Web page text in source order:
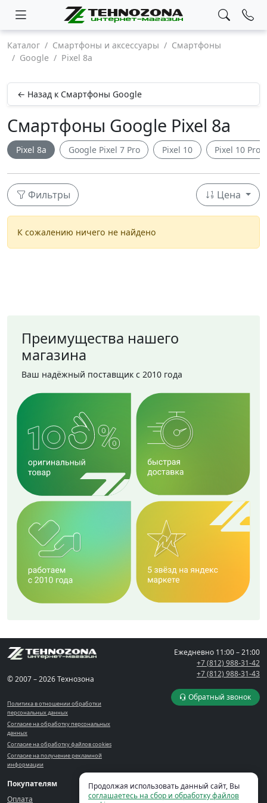
Каталог Смартфоны и аксессуары
Смартфоны
Google
Pixel 8a
← Назад к Смартфоны Google
Смартфоны Google Pixel 8a
Pixel 8a Google Pixel 7 Pro Pixel 10 Pixel 10 Pro
Фильтры Цена
К сожалению ничего не найдено
Преимущества нашего
магазина
Ваш надёжный поставщик с 2010 года
© 2007 – 2026 Технозона
Политика в отношении обработки
персональных данных
Согласие на обработку персональных
данных
Согласие на обработку файлов cookies
Согласие на получение рекламной
информации
Ежедневно 11:00 – 21:00
+7 (812) 988-31-42
+7 (812) 988-31-43
Обратный звонок
Покупателям
Оплата
Компания
Контакты
Кабинет
Корзина
Продолжая использовать данный сайт, Вы
соглашаетесь на сбор и обработку файлов